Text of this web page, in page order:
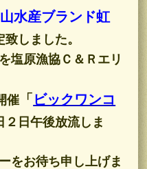
水産ブランド虹
しました。
塩原漁協Ｃ＆Ｒエリ
催 「ビックワンコ
２日午後放流しま
をお待ち申し上げま